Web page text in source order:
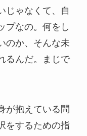
じゃなくて、自
プなの。何をし
のか、そんな未
るんだ。まじで
が抱えている問
をするための指